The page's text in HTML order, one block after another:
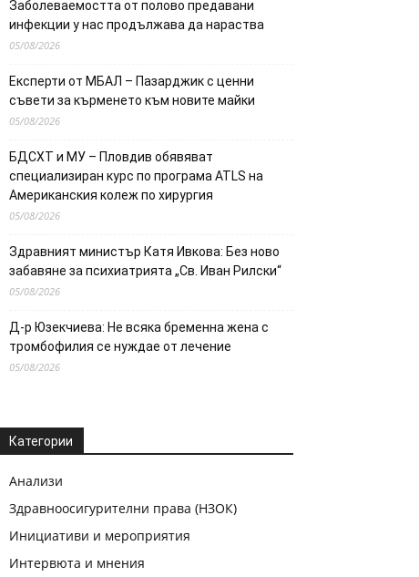
Заболеваемостта от полово предавани
инфекции у нас продължава да нараства
05/08/2026
Експерти от МБАЛ – Пазарджик с ценни
съвети за кърменето към новите майки
05/08/2026
БДСХТ и МУ – Пловдив обявяват
специализиран курс по програма ATLS на
Американския колеж по хирургия
05/08/2026
Здравният министър Катя Ивкова: Без ново
забавяне за психиатрията „Св. Иван Рилски“
05/08/2026
Д-р Юзекчиева: Не всяка бременна жена с
тромбофилия се нуждае от лечение
05/08/2026
Категории
Анализи
Здравноосигурителни права (НЗОК)
Инициативи и мероприятия
Интервюта и мнения